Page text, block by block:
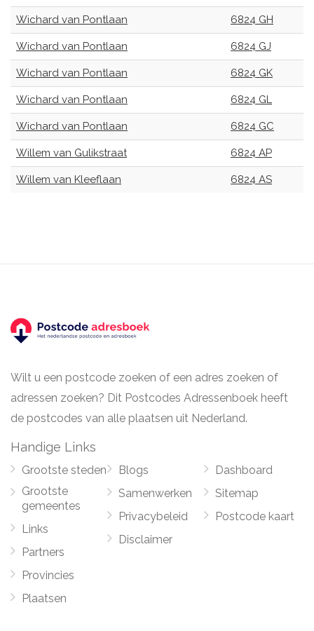
Wichard van Pontlaan 6824 GH
Wichard van Pontlaan 6824 GJ
Wichard van Pontlaan 6824 GK
Wichard van Pontlaan 6824 GL
Wichard van Pontlaan 6824 GC
Willem van Gulikstraat 6824 AP
Willem van Kleeflaan 6824 AS
Wilt u een postcode zoeken of een adres zoeken of
adressen zoeken? Dit Postcodes Adressenboek heeft
de postcodes van alle plaatsen uit Nederland.
Handige Links
Grootste steden
Grootste
gemeentes
Links
Partners
Provincies
Plaatsen
Blogs
Samenwerken
Privacybeleid
Disclaimer
Dashboard
Sitemap
Postcode kaart